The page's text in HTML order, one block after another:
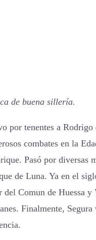
de buena sillería.
tenentes a
combates en la
Pasó por
de Luna. Ya en el
Comun de Huessa
Finalmente,